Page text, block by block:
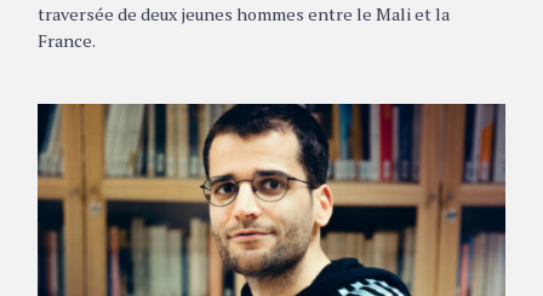
traversée de deux jeunes hommes entre le Mali et la
France.